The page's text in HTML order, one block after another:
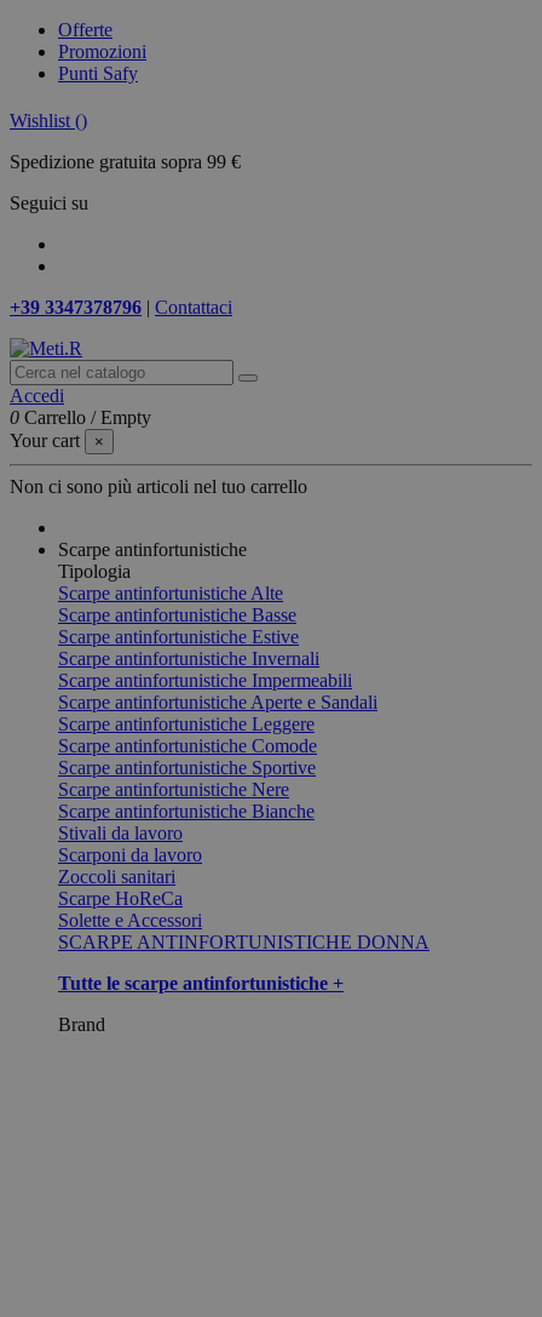
Offerte
Promozioni
Punti Safy
Wishlist ()
Spedizione gratuita sopra 99 €
Seguici su
+39 3347378796 | Contattaci
Accedi
0 Carrello /Empty
Your cart
×
Non ci sono più articoli nel tuo carrello
Scarpe antinfortunistiche
Tipologia
Scarpe antinfortunistiche Alte
Scarpe antinfortunistiche Basse
Scarpe antinfortunistiche Estive
Scarpe antinfortunistiche Invernali
Scarpe antinfortunistiche Impermeabili
Scarpe antinfortunistiche Aperte e Sandali
Scarpe antinfortunistiche Leggere
Scarpe antinfortunistiche Comode
Scarpe antinfortunistiche Sportive
Scarpe antinfortunistiche Nere
Scarpe antinfortunistiche Bianche
Stivali da lavoro
Scarponi da lavoro
Zoccoli sanitari
Scarpe HoReCa
Solette e Accessori
SCARPE ANTINFORTUNISTICHE DONNA
Tutte le scarpe antinfortunistiche +
Brand